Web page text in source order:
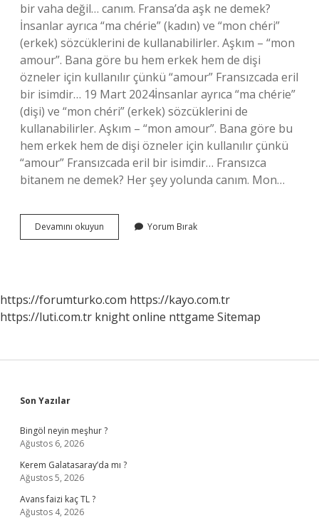
bir vaha değil… canım. Fransa’da aşk ne demek?
İnsanlar ayrıca “ma chérie” (kadın) ve “mon chéri”
(erkek) sözcüklerini de kullanabilirler. Aşkım – “mon
amour”. Bana göre bu hem erkek hem de dişi
özneler için kullanılır çünkü “amour” Fransızcada eril
bir isimdir… 19 Mart 2024İnsanlar ayrıca “ma chérie”
(dişi) ve “mon chéri” (erkek) sözcüklerini de
kullanabilirler. Aşkım – “mon amour”. Bana göre bu
hem erkek hem de dişi özneler için kullanılır çünkü
“amour” Fransızcada eril bir isimdir… Fransızca
bitanem ne demek? Her şey yolunda canım. Mon…
Devamını okuyun Fransada
Aşkım
Yorum Bırak
https://forumturko.com https://kayo.com.tr
https://luti.com.tr knight online nttgame Sitemap
Sidebar
Son Yazılar
Bingöl neyin meşhur ?
Ağustos 6, 2026
Kerem Galatasaray’da mı ?
Ağustos 5, 2026
Avans faizi kaç TL ?
Ağustos 4, 2026